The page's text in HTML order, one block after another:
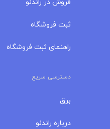
فروش در راندنو
ثبت فروشگاه
راهنمای ثبت فروشگاه
دسترسی سریع
برق
درباره‌ راندنو